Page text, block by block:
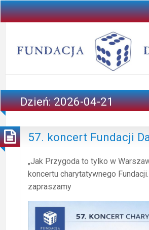
Dzień:2026-04-21
57. koncert Fundacji
„Jak Przygoda to tylko w
koncertu charytatywnego
zapraszamy